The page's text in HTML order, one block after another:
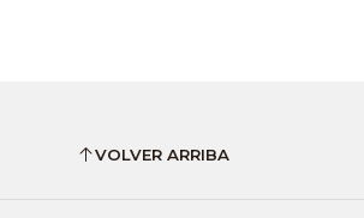
VOLVER ARRIBA